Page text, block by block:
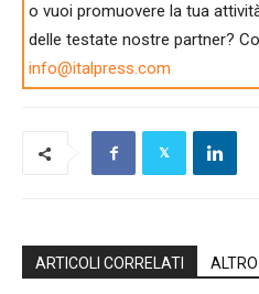
o vuoi promuovere la tua
delle testate nostre partner?
info@italpress.com
ARTICOLI CORRELATI